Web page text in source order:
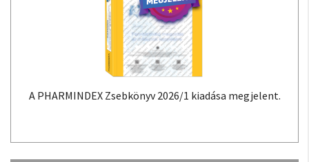
A PHARMINDEX Zsebkönyv 2026/1 kiadása megjelent.